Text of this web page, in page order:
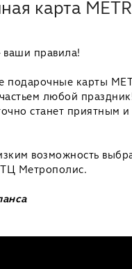
карта
правила!
подарочные карты
любой
станет приятным
возможность
ТЦ Метрополис.